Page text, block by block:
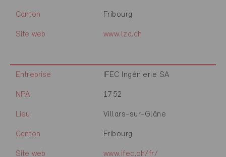
Canton Fribourg
Site web www.lza.ch
Entreprise IFEC Ingénierie SA
NPA 1752
Lieu Villars-sur-Glâne
Canton Fribourg
Site web www.ifec.ch/fr/